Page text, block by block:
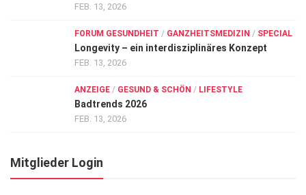
FEB. 13, 2026
FORUM GESUNDHEIT / GANZHEITSMEDIZIN / SPECIAL
Longevity – ein interdisziplinäres Konzept
FEB. 13, 2026
ANZEIGE / GESUND & SCHÖN / LIFESTYLE
Badtrends 2026
FEB. 13, 2026
Mitglieder Login